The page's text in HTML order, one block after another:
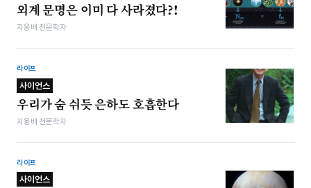
외계 문명은 이미 다 사라졌다?!
지웅배 천문학자
라이프
사이언스
우리가 숨 쉬듯 은하도 호흡한다
지웅배 천문학자
라이프
사이언스